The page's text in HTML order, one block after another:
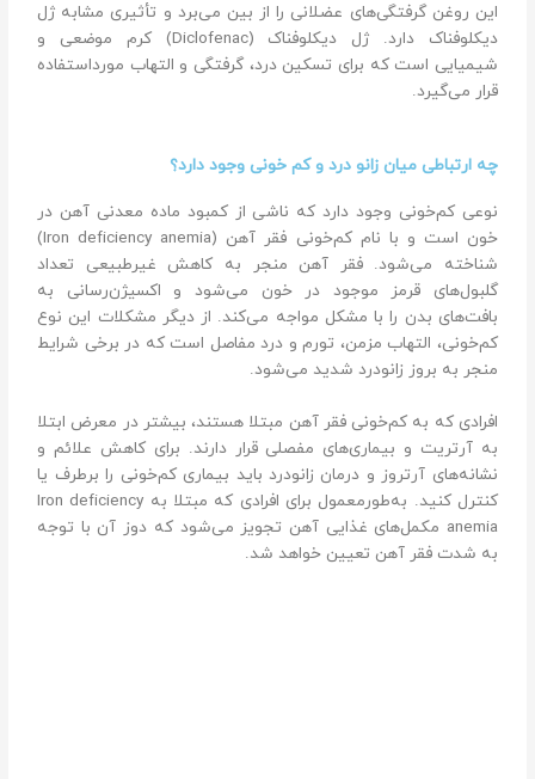
این روغن گرفتگی‌های عضلانی را از بین می‌برد و تأثیری مشابه ژل
دیکلوفناک دارد. ژل دیکلوفناک (Diclofenac) کرم موضعی و
شیمیایی است که برای تسکین درد، گرفتگی و التهاب مورداستفاده
قرار می‌گیرد.
چه ارتباطی میان زانو درد و کم خونی وجود دارد؟
نوعی کم‌خونی وجود دارد که ناشی از کمبود ماده معدنی آهن در
خون است و با نام کم‌خونی فقر آهن (Iron deficiency anemia)
شناخته می‌شود. فقر آهن منجر به کاهش غیرطبیعی تعداد
گلبول‌های قرمز موجود در خون می‌شود و اکسیژن‌رسانی به
بافت‌های بدن را با مشکل مواجه می‌کند. از دیگر مشکلات این نوع
کم‌خونی، التهاب مزمن، تورم و درد مفاصل است که در برخی شرایط
منجر به بروز زانودرد شدید می‌شود.
افرادی که به کم‌خونی فقر آهن مبتلا هستند، بیشتر در معرض ابتلا
به آرتریت و بیماری‌های مفصلی قرار دارند. برای کاهش علائم و
نشانه‌های آرتروز و درمان زانودرد باید بیماری کم‌خونی را برطرف یا
کنترل کنید. به‌طورمعمول برای افرادی که مبتلا به Iron deficiency
anemia مکمل‌های غذایی آهن تجویز می‌شود که دوز آن با توجه
به شدت فقر آهن تعیین خواهد شد.